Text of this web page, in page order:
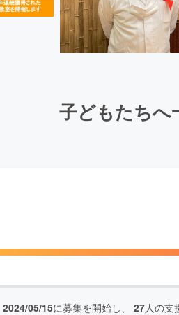
子どもたちへ
2024/05/15に募集を開始し、 27人の支